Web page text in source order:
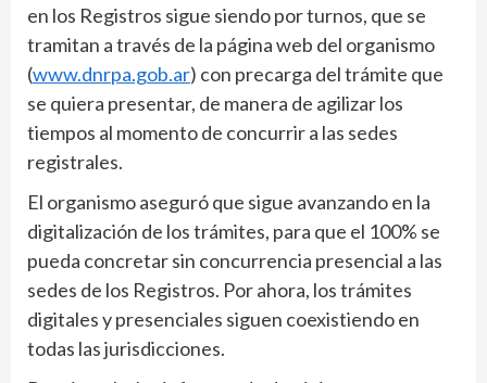
en los Registros sigue siendo por turnos, que se
tramitan a través de la página web del organismo
(www.dnrpa.gob.ar) con precarga del trámite que
se quiera presentar, de manera de agilizar los
tiempos al momento de concurrir a las sedes
registrales.
El organismo aseguró que sigue avanzando en la
digitalización de los trámites, para que el 100% se
pueda concretar sin concurrencia presencial a las
sedes de los Registros. Por ahora, los trámites
digitales y presenciales siguen coexistiendo en
todas las jurisdicciones.